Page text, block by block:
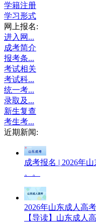
学籍注册
学习形式
网上报名:
进入网...
成考简介
报考条...
考试相关
考试科...
统一考...
录取及...
新生复查
考生考...
近期新闻:
成考报名 | 2026年
。。
2026年山东成人高
【导读】山东成人